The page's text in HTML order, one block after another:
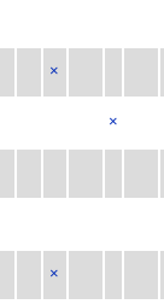
×
×
×